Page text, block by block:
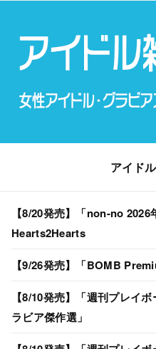
アイド
【8/20発売】「non-no
Hearts2Hearts
【9/26発売】「BOMB
【8/10発売】「週刊プレイ
ラビア傑作選」